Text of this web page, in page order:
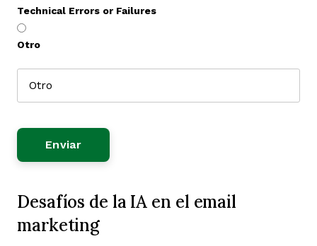
Technical Errors or Failures
Otro
Desafíos de la IA en el email
marketing